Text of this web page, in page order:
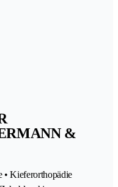
&
• Kieferorthopädie